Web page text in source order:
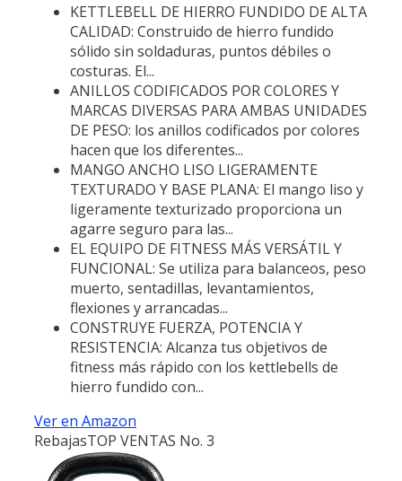
KETTLEBELL DE HIERRO FUNDIDO DE ALTA
CALIDAD: Construido de hierro fundido
sólido sin soldaduras, puntos débiles o
costuras. El...
ANILLOS CODIFICADOS POR COLORES Y
MARCAS DIVERSAS PARA AMBAS UNIDADES
DE PESO: los anillos codificados por colores
hacen que los diferentes...
MANGO ANCHO LISO LIGERAMENTE
TEXTURADO Y BASE PLANA: El mango liso y
ligeramente texturizado proporciona un
agarre seguro para las...
EL EQUIPO DE FITNESS MÁS VERSÁTIL Y
FUNCIONAL: Se utiliza para balanceos, peso
muerto, sentadillas, levantamientos,
flexiones y arrancadas...
CONSTRUYE FUERZA, POTENCIA Y
RESISTENCIA: Alcanza tus objetivos de
fitness más rápido con los kettlebells de
hierro fundido con...
Ver en Amazon
RebajasTOP VENTAS No. 3